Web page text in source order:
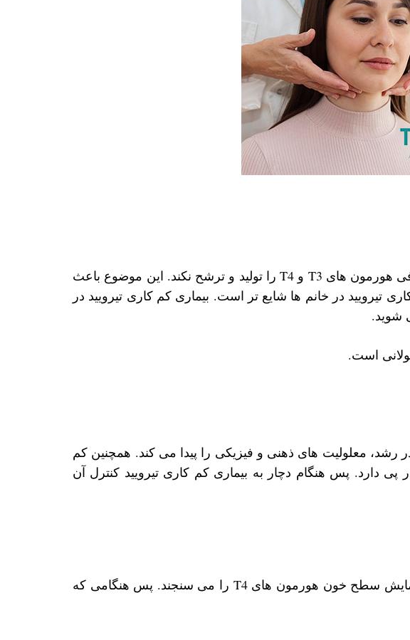
کم کاری تیروئید یا هیپوتیروئیدی Hypothyroidism زمانی رخ می دهد که این غده به اندازه کافی هورمون ‌های T3 و T4 را تولید و ترشح نکند. این موضوع باعث
تیرویید در خانم ها شایع تر است. بیماری کم کاری تیرویید در
شوید.
است.
در رشد، معلولیت های ذهنی و فیزیکی را پیدا می کند. همچنین کم
پی دارد. پس هنگام دچار به بیماری کم کاری تیرویید کنترل آن
هنگام مراجعه به دکتر برای تشخیص کم کاری تیرویید آزمایش TSH تجویز می شود. این آزمایش سطح خون هورمون های T4 را می‌ سنجند. پس هنگامی که